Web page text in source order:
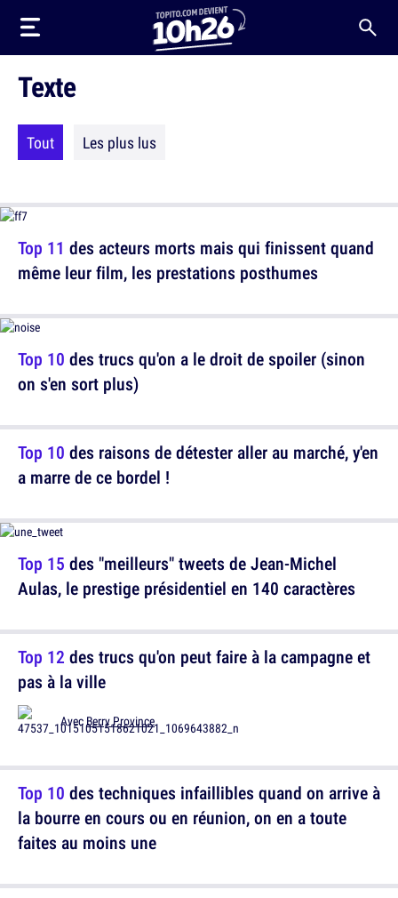
Texte
Tout Les plus lus
Top 11 des acteurs morts mais qui finissent quand
même leur film, les prestations posthumes
Top 10 des raisons de détester aller au marché, y'en
a marre de ce bordel !
Top 12 des trucs qu'on peut faire à la campagne et
pas à la ville
AvecBerry Province
Top 10 des trucs qu'on a le droit de spoiler (sinon
on s'en sort plus)
Top 15 des "meilleurs" tweets de Jean-Michel
Aulas, le prestige présidentiel en 140 caractères
Top 10 des techniques infaillibles quand on arrive à
la bourre en cours ou en réunion, on en a toute
faites au moins une